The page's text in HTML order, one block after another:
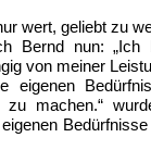
wert, geliebt zu
Bernd nun: „Ich
von meiner
eigenen
zu machen.“